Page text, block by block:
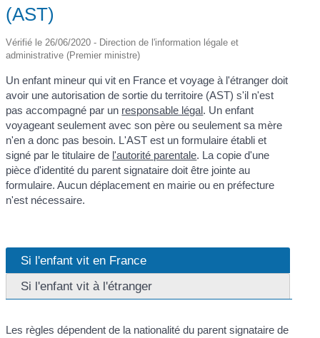
(AST)
Vérifié le 26/06/2020 - Direction de l'information légale et
administrative (Premier ministre)
Un enfant mineur qui vit en France et voyage à l'étranger doit
avoir une autorisation de sortie du territoire (AST) s'il n'est
pas accompagné par un responsable légal. Un enfant
voyageant seulement avec son père ou seulement sa mère
n'en a donc pas besoin. L'AST est un formulaire établi et
signé par le titulaire de l'autorité parentale. La copie d'une
pièce d'identité du parent signataire doit être jointe au
formulaire. Aucun déplacement en mairie ou en préfecture
n'est nécessaire.
Si l'enfant vit en France
Si l'enfant vit à l'étranger
Les règles dépendent de la nationalité du parent signataire de